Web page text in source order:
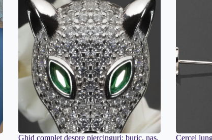
Ghid complet despre piercinguri: buric, nas, Cercei